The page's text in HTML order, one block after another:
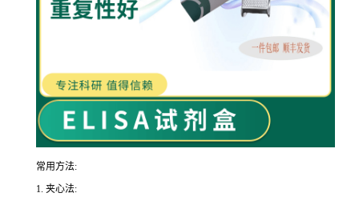
常用方法:
1. 夹心法: